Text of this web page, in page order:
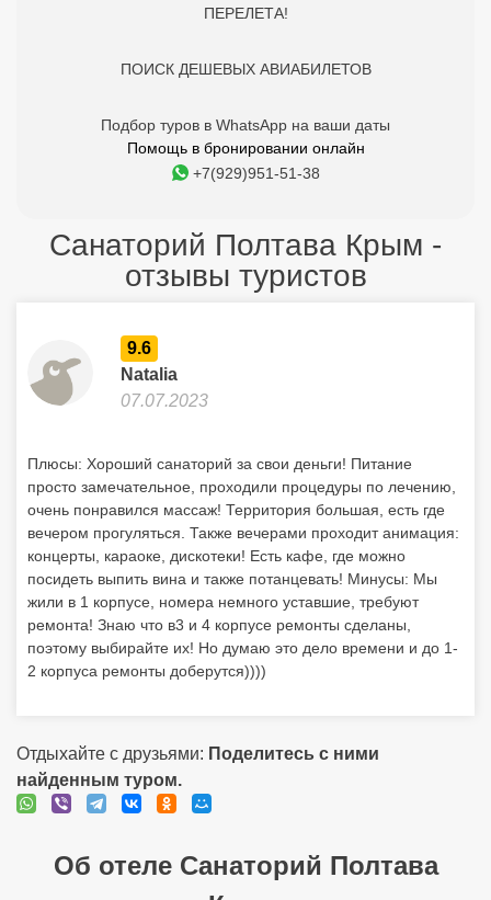
ПЕРЕЛЕТА!
ПОИСК ДЕШЕВЫХ АВИАБИЛЕТОВ
Подбор туров в WhatsApp на ваши даты
Помощь в бронировании онлайн
+7(929)951-51-38
Санаторий Полтава Крым -
отзывы туристов
9.6
Natalia
07.07.2023
Плюсы: Хороший санаторий за свои деньги! Питание
просто замечательное, проходили процедуры по лечению,
очень понравился массаж! Территория большая, есть где
вечером прогуляться. Также вечерами проходит анимация:
концерты, караоке, дискотеки! Есть кафе, где можно
посидеть выпить вина и также потанцевать! Минусы: Мы
жили в 1 корпусе, номера немного уставшие, требуют
ремонта! Знаю что в3 и 4 корпусе ремонты сделаны,
поэтому выбирайте их! Но думаю это дело времени и до 1-
2 корпуса ремонты доберутся))))
Отдыхайте с друзьями: Поделитесь с ними
найденным туром.
Об отеле Санаторий Полтава